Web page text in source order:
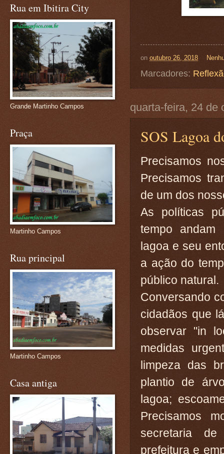
on outubro 26, 2018
Marcadores:
quarta-feira, 24 de
SOS Lagoa
Precisamos
Precisamos
de um dos
As políticas
tempo andam
lagoa e seu
a ação do
público natural.
Conversando
cidadãos que
observar "in
medidas
limpeza das
plantio de
lagoa;
Precisamos
secretaria de
prefeitura e
Rua em Ibitira City
Grande Martinho Campos
Praça
Martinho Campos
Rua principal
Martinho Campos
Casa antiga